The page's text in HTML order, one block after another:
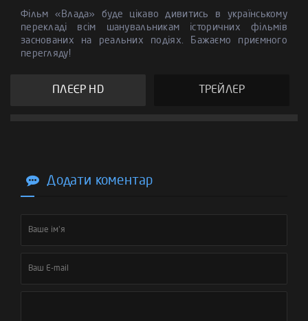
Фільм «Влада» буде цікаво дивитись в українському
перекладі всім шанувальникам історичних фільмів
заснованих на реальних подіях. Бажаємо приємного
перегляду!
ПЛЕЄР HD ТРЕЙЛЕР
Додати коментар